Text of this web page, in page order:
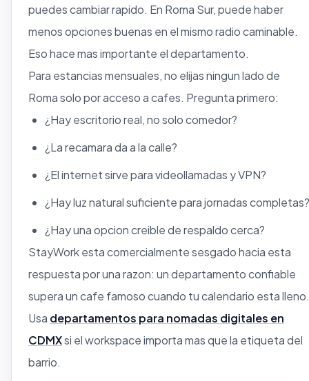
puedes cambiar rapido. En Roma Sur, puede haber
menos opciones buenas en el mismo radio caminable.
Eso hace mas importante el departamento.
Para estancias mensuales, no elijas ningun lado de
Roma solo por acceso a cafes. Pregunta primero:
¿Hay escritorio real, no solo comedor?
¿La recamara da a la calle?
¿El internet sirve para videollamadas y VPN?
¿Hay luz natural suficiente para jornadas completas?
¿Hay una opcion creible de respaldo cerca?
StayWork esta comercialmente sesgado hacia esta
respuesta por una razon: un departamento confiable
supera un cafe famoso cuando tu calendario esta lleno.
Usa departamentos para nomadas digitales en
CDMXsi el workspace importa mas que la etiqueta del
barrio.